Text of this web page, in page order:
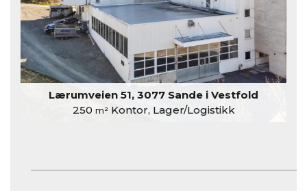
Lærumveien 51, 3077 Sande i Vestfold
250 m²Kontor, Lager/Logistikk